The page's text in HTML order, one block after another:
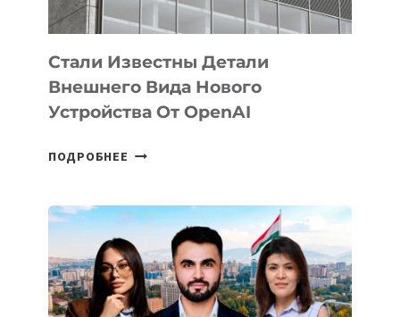
ИНТЕЛЛЕКТА
Стали Известны Детали
Внешнего Вида Нового
Устройства От OpenAI
ПОДРОБНЕЕ СТАЛИ
ВНЕШНЕГО
ВИДА
НОВОГО
УСТРОЙСТВА
ОТ